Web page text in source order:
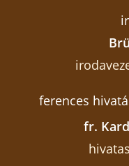
ferences
fr.